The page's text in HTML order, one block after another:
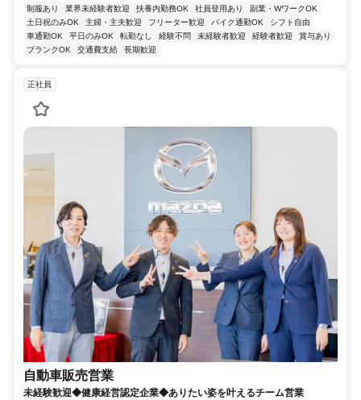
制服あり 業界未経験者歓迎 扶養内勤務OK 社員登用あり
副業・WワークOK
土日祝のみOK
主婦・主夫歓迎 フリーター歓迎 バイク通勤OK
シフト自由
車通勤OK
平日のみOK 転勤なし 経験不問 未経験者歓迎 経験者歓迎
賞与あり
ブランクOK
交通費支給 長期歓迎
正社員
自動車販売営業
未経験歓迎◆健康経営認定企業◆ありたい姿を叶えるチーム営業